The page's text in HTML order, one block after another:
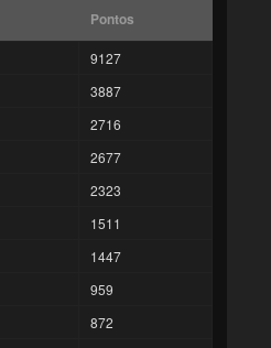
Pontos
9127
3887
2716
2677
2323
1511
1447
959
872